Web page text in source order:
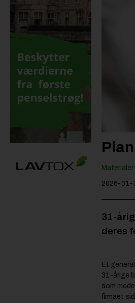
2026-01-
31-
deres
Et
31-årige
som
firmaet